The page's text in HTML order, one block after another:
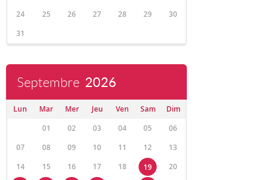
24
25 26 27 28 29
30
31
Septembre 2026
Lun Mar Mer Jeu Ven Sam
Dim
01
02 03 04 05
06
07
08 09 10 11 12
13
14
15 16 17 18 19
20